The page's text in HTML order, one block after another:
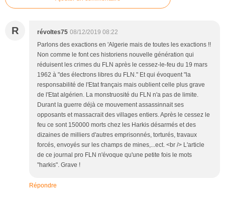
R révoltes75 08/12/2019 08:22
Parlons des exactions en 'Algerie mais de toutes les exactions !!
Non comme le font ces historiens nouvelle génération qui
réduisent les crimes du FLN après le cessez-le-feu du 19 mars
1962 à "des électrons libres du FLN." Et qui évoquent "la
responsabilité de l'Etat français mais oublient celle plus grave
de l'Etat algérien. La monstruosité du FLN n'a pas de limite.
Durant la guerre déjà ce mouvement assassinnait ses
opposants et massacrait des villages entiers. Après le cessez le
feu ce sont 150000 morts chez les Harkis désarmés et des
dizaines de milliers d'autres emprisonnés, torturés, travaux
forcés, envoyés sur les champs de mines,...ect. <br /> L'article
de ce journal pro FLN n'évoque qu'une petite fois le mots
"harkis". Grave !
Répondre